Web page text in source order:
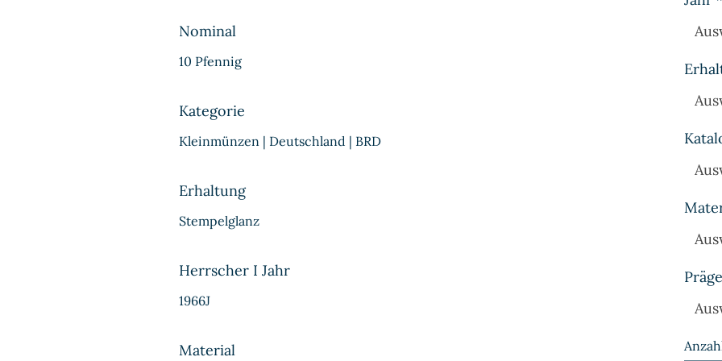
Nominal
10 Pfennig
Kategorie
Kleinmünzen | Deutschland | BRD
Erhaltung
Stempelglanz
Herrscher I Jahr
1966J
Material